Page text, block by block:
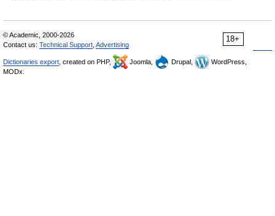
18+
© Academic, 2000-2026
Contact us: Technical Support Advertising
Dictionaries export , created on PHP, Joomla, Drupal,
WordPress,
MODx.